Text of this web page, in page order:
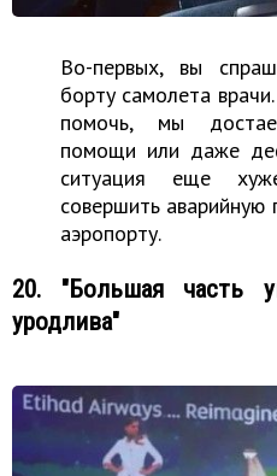
Во-первых, вы
борту самолета
помочь, мы
помощи или даже
ситуация еще
совершить
аэропорту.
20. "Большая часть
уродлива"